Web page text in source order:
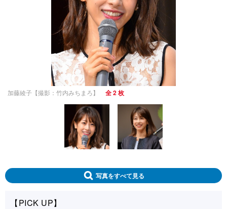
加藤綾子【撮影：竹内みちまろ】 全 2 枚
写真をすべて見る
【PICK UP】